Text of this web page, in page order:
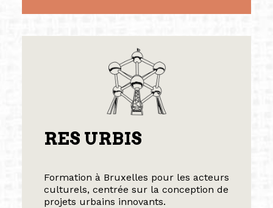
RES URBIS
Formation à Bruxelles pour les acteurs
culturels, centrée sur la conception de
projets urbains innovants.